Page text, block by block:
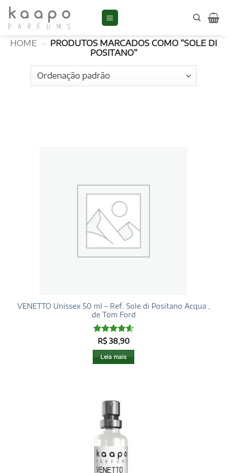
Skip
content
Sole di Positano
HOME - PRODUTOS MARCADOS COMO “SOLE DI
POSITANO”
VENETTO Unissex 50 ml – Ref. Sole di Positano Acqua ,
de Tom Ford
Avaliação
4.6de 5
R$38,90
Leia mais